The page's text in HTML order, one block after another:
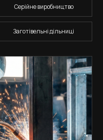
Серійне виробництво
Заготівельні дільниці